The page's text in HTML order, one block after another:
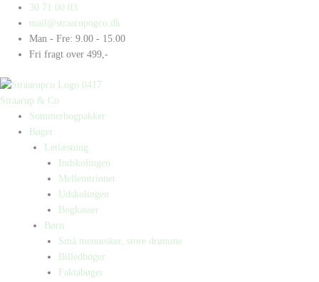
indholdet
30 71 00 03
mail@straarupogco.dk
Man - Fre: 9.00 - 15.00
Fri fragt over 499,-
Straarup & Co
Sommerbogpakker
Bøger
Letlæsning
Indskolingen
Mellemtrinnet
Udskolingen
Bogkasser
Børn
Små mennesker, store drømme
Billedbøger
Faktabøger
Products
search
Products
search
Solsystemet